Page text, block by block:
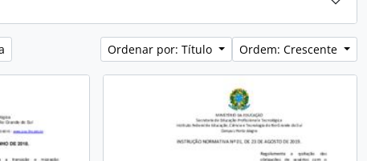
Ordenar por: Título Ordem: Crescente